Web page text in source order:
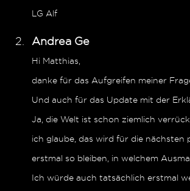
LG Alf
Andrea Ge
Hi Matthias,
danke für das Aufgreifen meiner
Und auch für das Update mit der
Ja, die Welt ist schon ziemlich
ich glaube, das wird für die nächsten
erstmal so bleiben, in welchem
Ich würde auch tatsächlich erstmal